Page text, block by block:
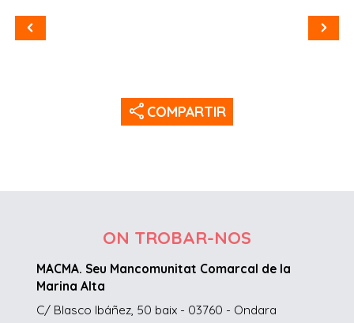
share COMPARTIR
ON TROBAR-NOS
MACMA. Seu Mancomunitat Comarcal de la
Marina Alta
C/ Blasco Ibáñez, 50 baix - 03760 - Ondara